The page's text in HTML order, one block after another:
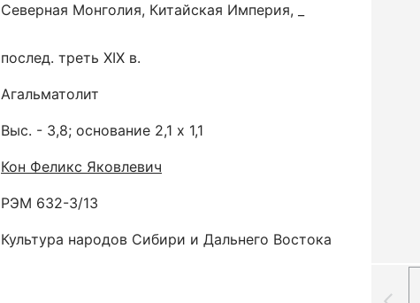
Северная Монголия, Китайская Империя, _
послед. треть XIX в.
Агальматолит
Выс. - 3,8; основание 2,1 х 1,1
Кон Феликс Яковлевич
РЭМ 632-3/13
Культура народов Сибири и Дальнего Востока